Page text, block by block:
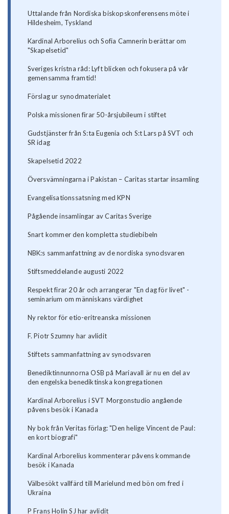
Uttalande från Nordiska biskopskonferensens möte i
Hildesheim, Tyskland
Kardinal Arborelius och Sofia Camnerin berättar om
"Skapelsetid"
Sveriges kristna råd: Lyft blicken och fokusera på vår
gemensamma framtid!
Förslag ur synodmaterialet
Polska missionen firar 50-årsjubileum i stiftet
Gudstjänster från S:ta Eugenia och S:t Lars på SVT och
SR idag
Skapelsetid 2022
Översvämningarna i Pakistan – Caritas startar insamling
Evangelisationssatsning med KPN
Pågående insamlingar av Caritas Sverige
Snart kommer den kompletta studiebibeln
NBK:s sammanfattning av de nordiska synodsvaren
Stiftsmeddelande augusti 2022
Respekt firar 20 år och arrangerar "En dag för livet" -
seminarium om människans värdighet
Ny rektor för etio-eritreanska missionen
F. Piotr Szumny har avlidit
Stiftets sammanfattning av synodsvaren
Benediktinnunnorna OSB på Mariavall är nu en del av
den engelska benediktinska kongregationen
Kardinal Arborelius i SVT Morgonstudio angående
påvens besök i Kanada
Ny bok från Veritas förlag: "Den helige Vincent de Paul:
en kort biografi"
Kardinal Arborelius kommenterar påvens kommande
besök i Kanada
Välbesökt vallfärd till Marielund med bön om fred i
Ukraina
P Frans Holin SJ har avlidit